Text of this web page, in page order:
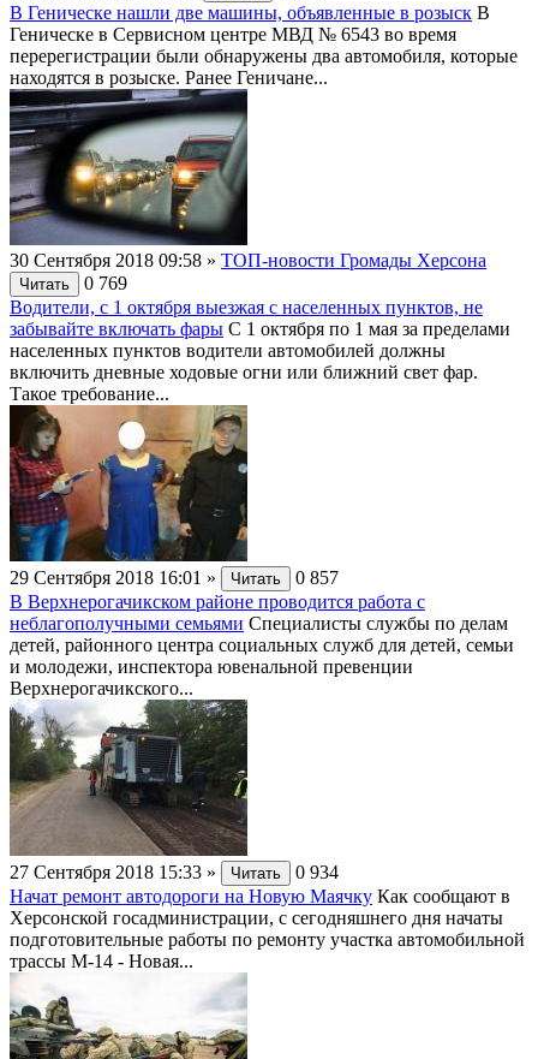
В Геническе нашли две машины, объявленные в розыск В
Геническе в Сервисном центре МВД № 6543 во время
перерегистрации были обнаружены два автомобиля, которые
находятся в розыске. Ранее Геничане...
30 Сентября 2018 09:58 » ТОП-новости Громады Херсона
Читать 0 769
Водители, с 1 октября выезжая с населенных пунктов, не
забывайте включать фары С 1 октября по 1 мая за пределами
населенных пунктов водители автомобилей должны
включить дневные ходовые огни или ближний свет фар.
Такое требование...
29 Сентября 2018 16:01 » Читать 0 857
В Верхнерогачикском районе проводится работа с
неблагополучными семьями Специалисты службы по делам
детей, районного центра социальных служб для детей, семьи
и молодежи, инспектора ювенальной превенции
Верхнерогачикского...
27 Сентября 2018 15:33 » Читать 0 934
Начат ремонт автодороги на Новую Маячку Как сообщают в
Херсонской госадминистрации, с сегодняшнего дня начаты
подготовительные работы по ремонту участка автомобильной
трассы М-14 - Новая...